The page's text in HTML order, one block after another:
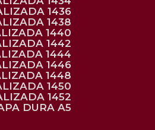
1436
1438
1440
1442
1444
1446
1448
1450
1452
DURA A5